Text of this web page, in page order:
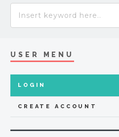
USER MENU
LOGIN
CREATE ACCOUNT